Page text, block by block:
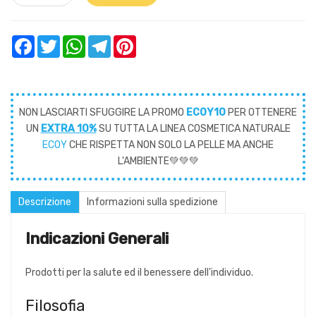
FacebookTwitterWhatsAppTelegram
NON LASCIARTI SFUGGIRE LA PROMO ECOY10 PER OTTENERE
UN EXTRA 10%SU TUTTA LA LINEA COSMETICA NATURALE
ECOYCHE RISPETTA NON SOLO LA PELLE MA ANCHE
L'AMBIENTE💚💚💚
Descrizione Informazioni sulla spedizione
Indicazioni Generali
Prodotti per la salute ed il benessere dell'individuo.
Filosofia